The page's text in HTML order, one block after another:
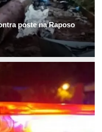
poste na Raposo